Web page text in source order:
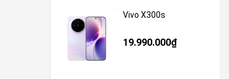
Vivo X300s
19.990.000₫